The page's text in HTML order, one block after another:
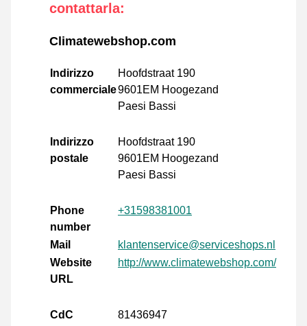
contattarla:
Climatewebshop.com
Indirizzo
commerciale
Hoofdstraat 190
9601EM Hoogezand
Paesi Bassi
Indirizzo
postale
Hoofdstraat 190
9601EM Hoogezand
Paesi Bassi
Phone
number
+31598381001
Mail
klantenservice@serviceshops.nl
Website
URL
http://www.climatewebshop.com/
CdC
81436947